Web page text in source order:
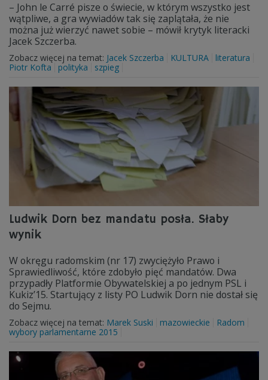
– John le Carré pisze o świecie, w którym wszystko jest
wątpliwe, a gra wywiadów tak się zaplątała, że nie
można już wierzyć nawet sobie – mówił krytyk literacki
Jacek Szczerba.
Zobacz więcej na temat: Jacek Szczerba KULTURA
literatura
Piotr Kofta
polityka szpieg
Ludwik Dorn bez mandatu posła. Słaby
wynik
W okręgu radomskim (nr 17) zwyciężyło Prawo i
Sprawiedliwość, które zdobyło pięć mandatów. Dwa
przypadły Platformie Obywatelskiej a po jednym PSL i
Kukiz’15. Startujący z listy PO Ludwik Dorn nie dostał się
do Sejmu.
Zobacz więcej na temat: Marek Suski mazowieckie
Radom
wybory parlamentarne 2015